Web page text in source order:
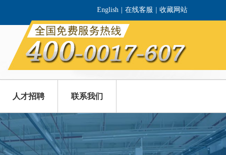
English 在线客服 收藏网站
人才招聘 联系我们